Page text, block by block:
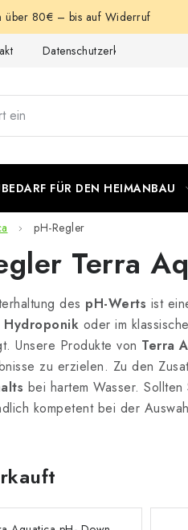
über 80€ – bis auf Widerruf
Datenschutzerklärung
FÜR DEN HEIMANBAU
pH-Regler
Terra
des pH-Werts ist
Hydroponik oder im
Unsere Produkte von Terra
zu erzielen. Zu den
bei hartem Wasser.
kompetent bei der